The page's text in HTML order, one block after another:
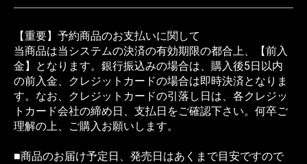
【重要】予約商品のお支払いに関して
当商品は当システムの決済の有効期限の都合上、【前入
金】となります。銀行振込みの場合は、購入後5日以内
の前入金、クレジットカードの場合は即時決済となりま
す。なお、クレジットカードの引落し日は、各クレジッ
トカード会社の締め日、支払日をご確認下さい。何卒ご
理解の上、ご購入お願いします。
■商品のお届け予定日、発売日はあくまで目安ですので